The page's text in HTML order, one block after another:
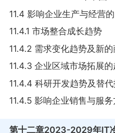
11.4 影响企业生产与经营
11.4.1 市场整合成长趋势
11.4.2 需求变化趋势及新
11.4.3 企业区域市场拓展
11.4.4 科研开发趋势及替
11.4.5 影响企业销售与服
第十二章2023-2029年IT